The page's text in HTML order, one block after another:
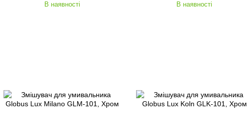
В наявності В наявності